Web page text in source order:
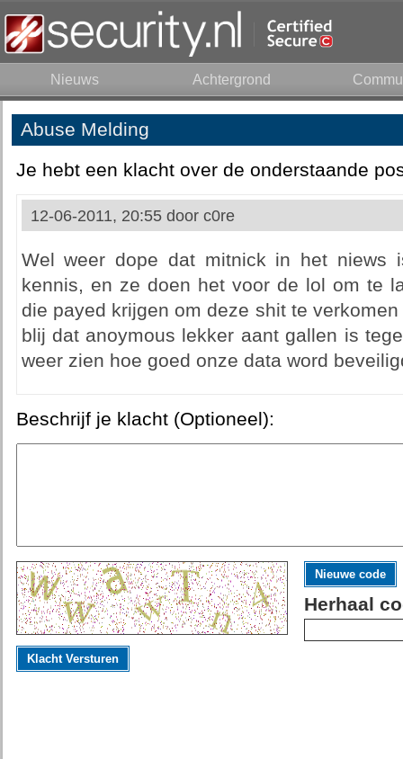
Nieuws Achtergrond
Abuse Melding
Je hebt een klacht over de onderstaande
12-06-2011, 20:55 door c0re
Wel weer dope dat mitnick in het niews
kennis, en ze doen het voor de lol om te
die payed krijgen om deze shit te
blij dat anoymous lekker aant gallen is
weer zien hoe goed onze data word
Beschrijf je klacht (Optioneel):
Nieuwe code
Herhaal
Klacht Versturen